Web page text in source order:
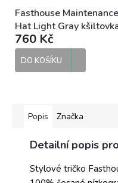
Fasthouse Maintenance
Hat Light Gray
760 Kč
DO KOŠÍKU
Popis Značka
Detailní popis
Stylové tričko